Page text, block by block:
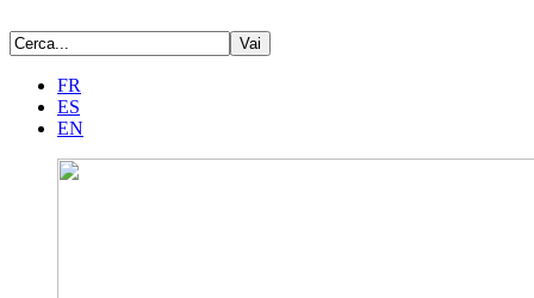
FR
ES
EN